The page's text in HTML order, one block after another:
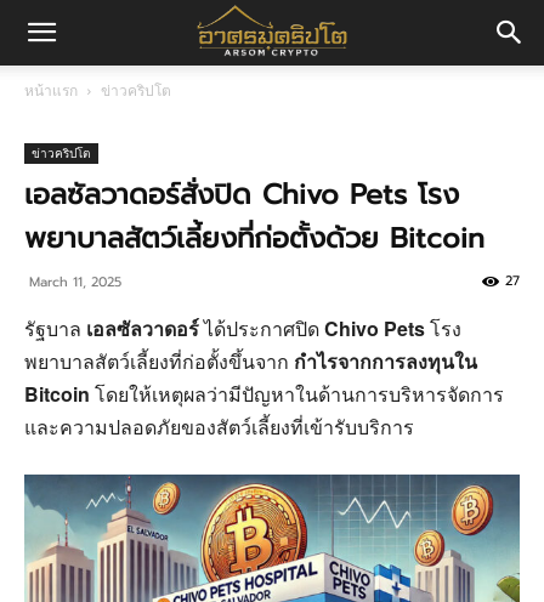
มค
ปโต
หน้าแรก ข่าวคริปโต
ข่าวคริปโต
เอลซัลวาดอร์สั่งปิด Chivo Pets โรง
พยาบาลสัตว์เลี้ยงที่ก่อตั้งด้วย Bitcoin
March 11, 2025 27
รัฐบาล เอลซัลวาดอร์ได้ประกาศปิดChivo Petsโรง
พยาบาลสัตว์เลี้ยงที่ก่อตั้งขึ้นจาก กำไรจากการลงทุนใน
Bitcoin โดยให้เหตุผลว่ามีปัญหาในด้านการบริหารจัดการ
และความปลอดภัยของสัตว์เลี้ยงที่เข้ารับบริการ